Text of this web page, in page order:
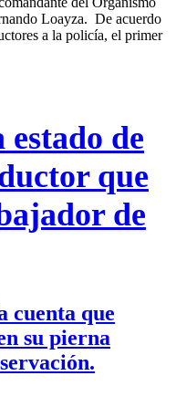
Loayza. De acuerdo
a la policía, el primer
de
que
de
cuenta que
su pierna